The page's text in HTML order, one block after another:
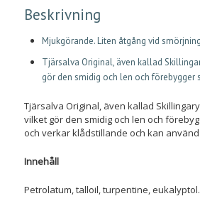
Beskrivning
Mjukgörande. Liten åtgång vid
Tjärsalva Original, även kallad
gör den smidig och len och förebygger
Tjärsalva Original, även kallad
vilket gör den smidig och len och
och verkar klådstillande och kan
Innehåll
Petrolatum, talloil, turpentine, eukalyptol.